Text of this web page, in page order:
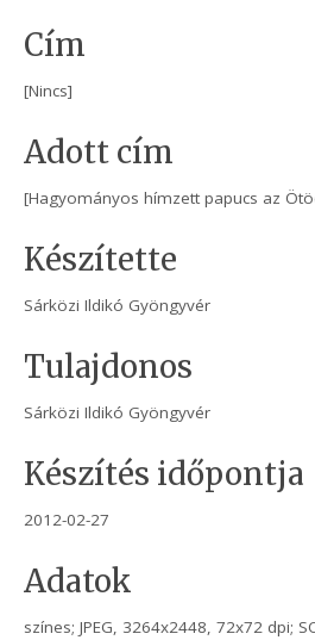
Cím
[Nincs]
Adott cím
[Hagyományos hímzett papucs az
Készítette
Sárközi Ildikó Gyöngyvér
Tulajdonos
Sárközi Ildikó Gyöngyvér
Készítés időpontja
2012-02-27
Adatok
színes; JPEG, 3264x2448, 72x72 dpi;